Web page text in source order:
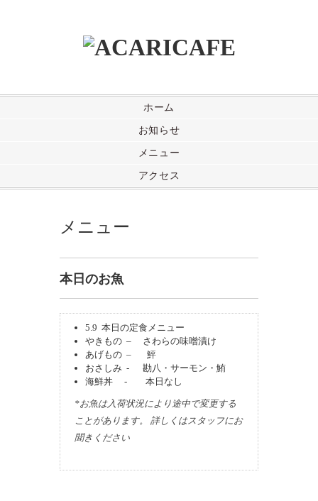
ホーム
お知らせ
メニュー
アクセス
メニュー
本日のお魚
5.9 本日の定食メニュー
やきもの – さわらの味噌漬け
あげもの – 鮃
おさしみ - 勘八・サーモン・鮪
海鮮丼 - 本日なし
*お魚は入荷状況により途中で変更する
ことがあります。 詳しくはスタッフにお
聞きください